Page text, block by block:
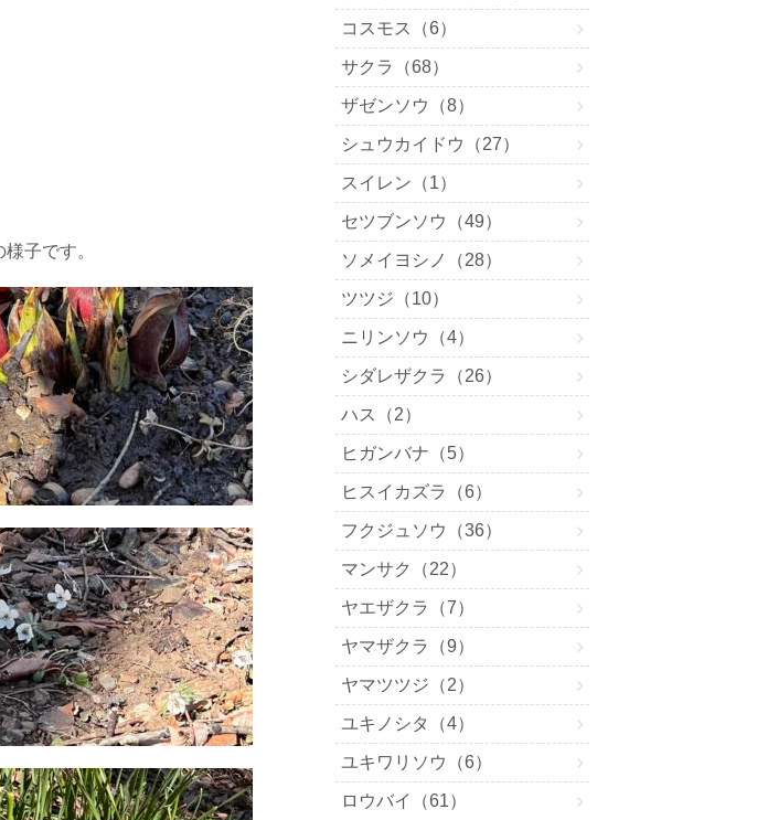
子です。
コスモス（6）
サクラ（68）
ザゼンソウ（8）
シュウカイドウ（27）
スイレン（1）
セツブンソウ（49）
ソメイヨシノ（28）
ツツジ（10）
ニリンソウ（4）
シダレザクラ（26）
ハス（2）
ヒガンバナ（5）
ヒスイカズラ（6）
フクジュソウ（36）
マンサク（22）
ヤエザクラ（7）
ヤマザクラ（9）
ヤマツツジ（2）
ユキノシタ（4）
ユキワリソウ（6）
ロウバイ（61）